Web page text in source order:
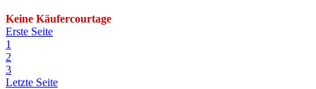
Keine Käufercourtage
Erste Seite
1
2
3
Letzte Seite